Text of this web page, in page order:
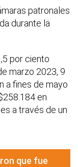
patronales
durante la
por ciento
marzo 2023, 9
a fines de mayo
en
a través de un
que fue